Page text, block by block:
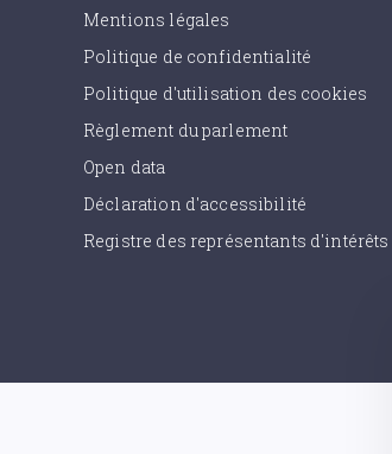
Mentions légales
Politique de confidentialité
Politique d'utilisation des cookies
Règlement du parlement
Open data
Déclaration d'accessibilité
Registre des représentants d'intérêts